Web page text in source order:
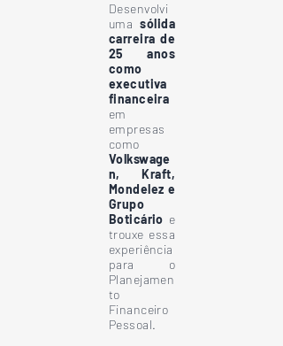
Desenvolvi
umasólida
carreira de
25 anos
como
executiva
financeira
em
empresas
como
Volkswage
n, Kraft,
Mondelez e
Grupo
Boticário e
trouxe essa
experiência
para o
Planejamen
to
Financeiro
Pessoal.